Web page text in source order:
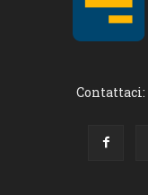
Contattaci: